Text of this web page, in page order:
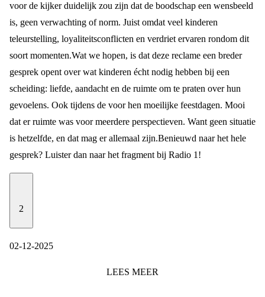
voor de kijker duidelijk zou zijn dat de boodschap een wensbeeld
is, geen verwachting of norm. Juist omdat veel kinderen
teleurstelling, loyaliteitsconflicten en verdriet ervaren rondom dit
soort momenten.Wat we hopen, is dat deze reclame een breder
gesprek opent over wat kinderen écht nodig hebben bij een
scheiding: liefde, aandacht en de ruimte om te praten over hun
gevoelens. Ook tijdens de voor hen moeilijke feestdagen. Mooi
dat er ruimte was voor meerdere perspectieven. Want geen situatie
is hetzelfde, en dat mag er allemaal zijn.Benieuwd naar het hele
gesprek? Luister dan naarhet fragment bij Radio 1!
2
02-12-2025
LEES MEER